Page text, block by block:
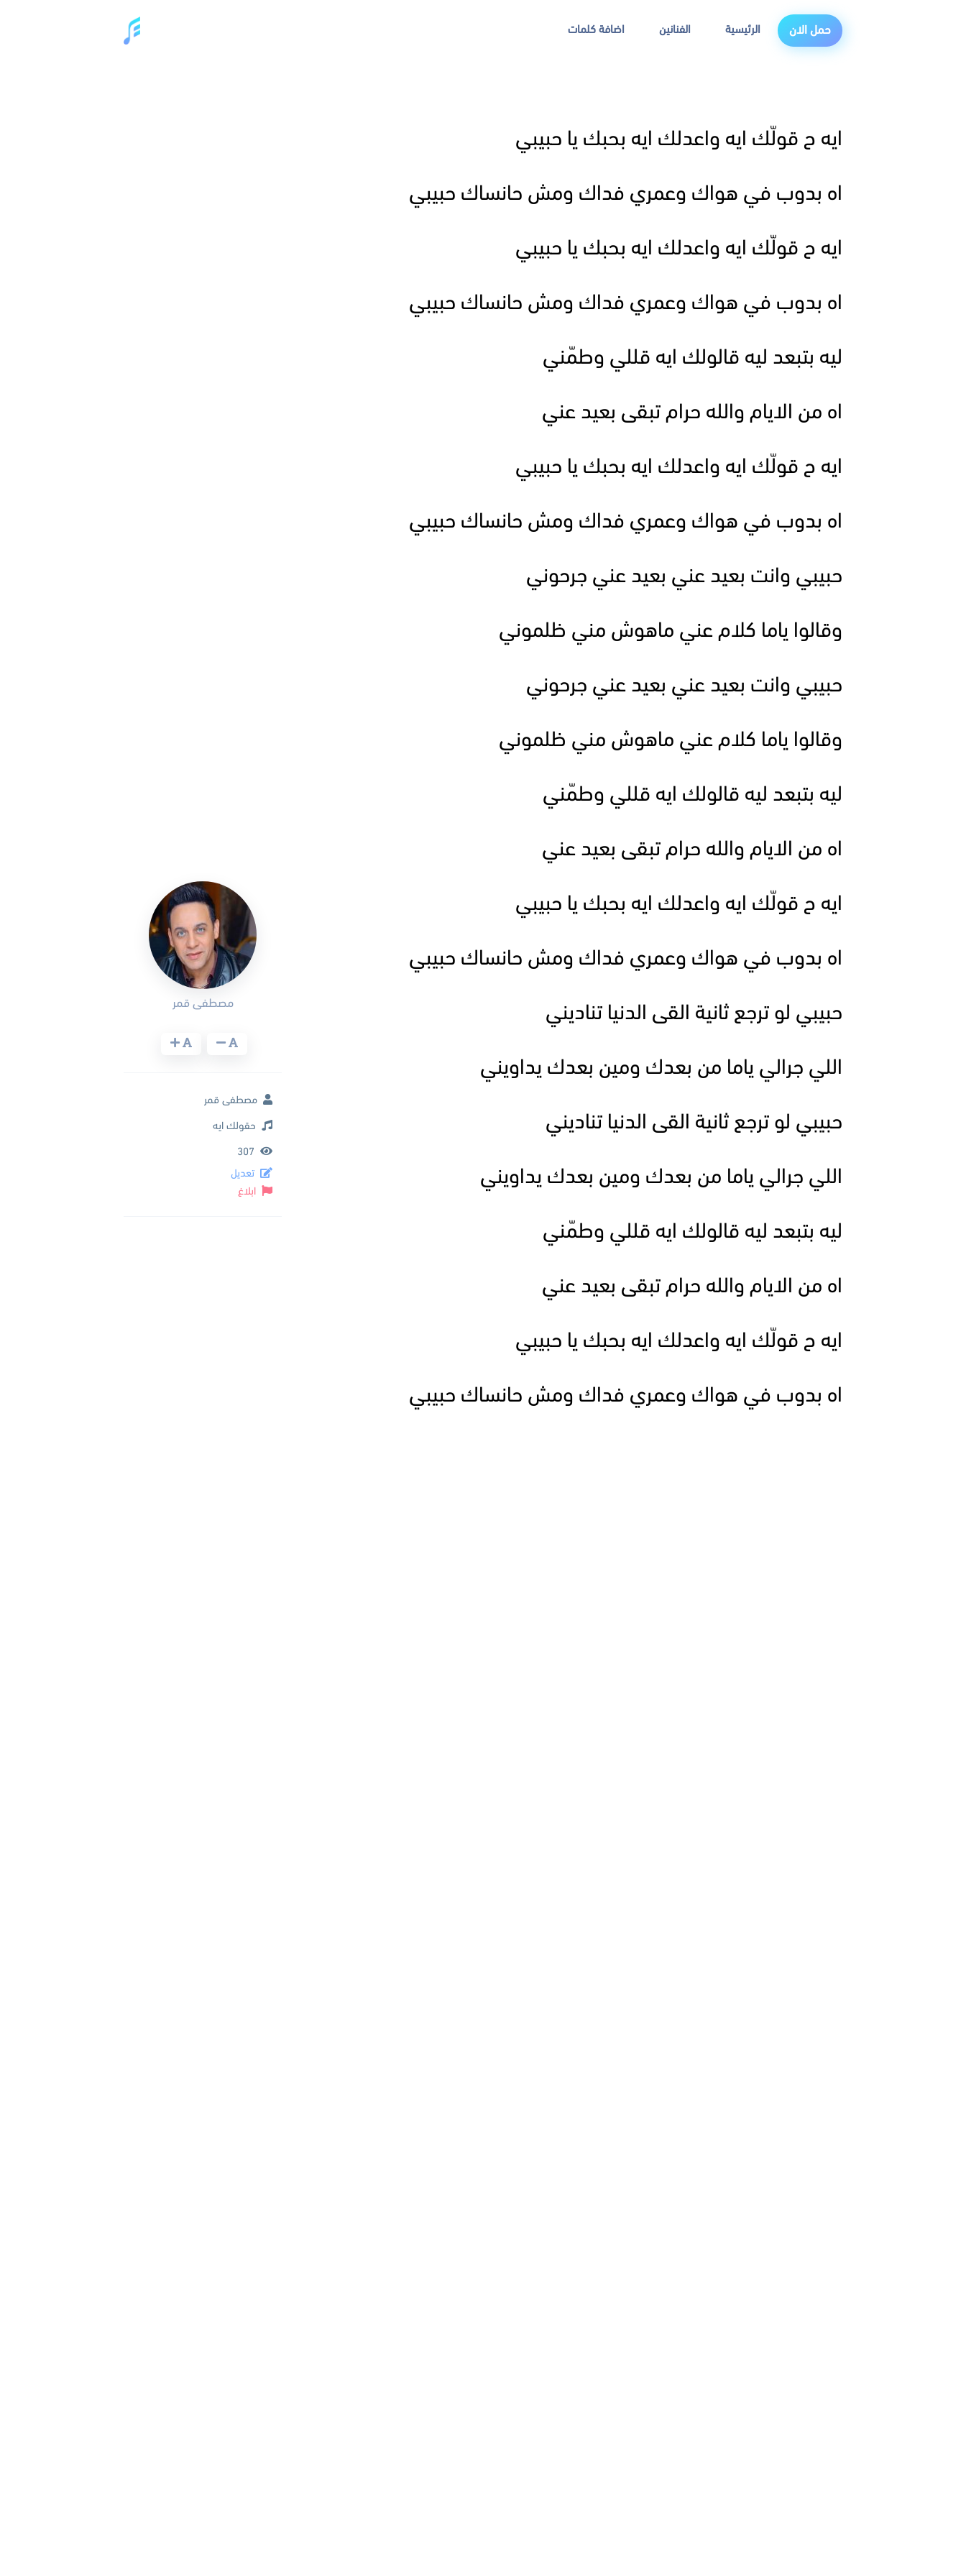
حمل الان الرئيسية الفنانين اضافة كلمات
ايه ح قولّك ايه واعدلك ايه بحبك يا حبيبي
اه بدوب في هواك وعمري فداك ومش حانساك حبيبي
ايه ح قولّك ايه واعدلك ايه بحبك يا حبيبي
اه بدوب في هواك وعمري فداك ومش حانساك حبيبي
ليه بتبعد ليه قالولك ايه قللي وطمّني
اه من الايام والله حرام تبقى بعيد عني
ايه ح قولّك ايه واعدلك ايه بحبك يا حبيبي
اه بدوب في هواك وعمري فداك ومش حانساك حبيبي
حبيبي وانت بعيد عني بعيد عني جرحوني
وقالوا ياما كلام عني ماهوش مني ظلموني
حبيبي وانت بعيد عني بعيد عني جرحوني
وقالوا ياما كلام عني ماهوش مني ظلموني
ليه بتبعد ليه قالولك ايه قللي وطمّني
اه من الايام والله حرام تبقى بعيد عني
ايه ح قولّك ايه واعدلك ايه بحبك يا حبيبي
اه بدوب في هواك وعمري فداك ومش حانساك حبيبي
حبيبي لو ترجع ثانية القى الدنيا تناديني
اللي جرالي ياما من بعدك ومين بعدك يداويني
حبيبي لو ترجع ثانية القى الدنيا تناديني
اللي جرالي ياما من بعدك ومين بعدك يداويني
ليه بتبعد ليه قالولك ايه قللي وطمّني
اه من الايام والله حرام تبقى بعيد عني
ايه ح قولّك ايه واعدلك ايه بحبك يا حبيبي
اه بدوب في هواك وعمري فداك ومش حانساك حبيبي
مصطفى قمر
مصطفى قمر
حقولك ايه
307
تعديل
ابلاغ